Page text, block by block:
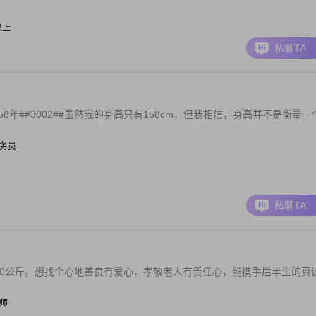
上
私聊TA
年##3002##虽然我的身高只有158cm，但我相信，身高并不是衡量一
员
私聊TA
斤。想找个心地善良有爱心，孝敬老人有责任心，能携手后半生的真